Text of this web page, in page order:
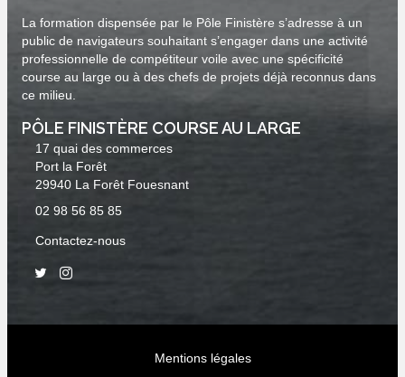
La formation dispensée par le Pôle Finistère s’adresse à un
public de navigateurs souhaitant s’engager dans une activité
professionnelle de compétiteur voile avec une spécificité
course au large ou à des chefs de projets déjà reconnus dans
ce milieu.
PÔLE FINISTÈRE COURSE AU LARGE
17 quai des commerces
Port la Forêt
29940 La Forêt Fouesnant
02 98 56 85 85
Contactez-nous
Mentions légales